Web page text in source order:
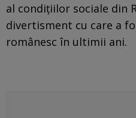
al condițiilor sociale din
divertisment cu care a
românesc în ultimii ani.